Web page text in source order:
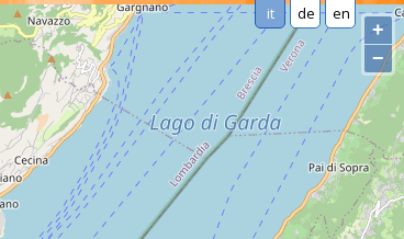
it de en
+
−